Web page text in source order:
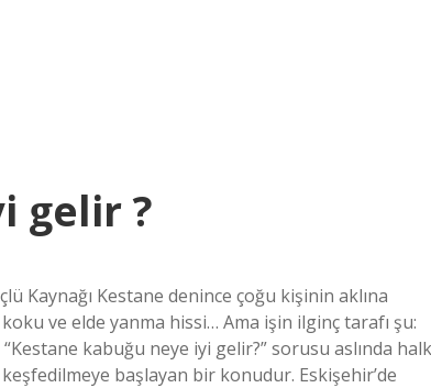
gelir ?
Kaynağı Kestane denince çoğu kişinin aklına
ve elde yanma hissi… Ama işin ilginç tarafı şu:
kabuğu neye iyi gelir?” sorusu aslında halk
başlayan bir konudur. Eskişehir’de